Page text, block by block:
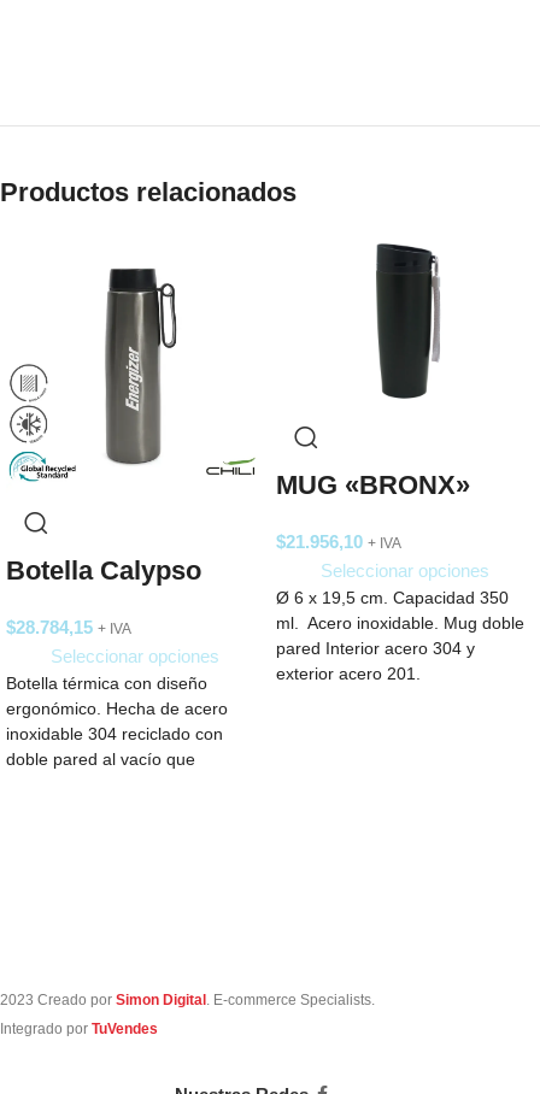
Productos relacionados
Botella Calypso
$28.784,15 + IVA
Seleccionar opciones
Botella térmica con diseño
ergonómico. Hecha de acero
inoxidable 304 reciclado con
doble pared al vacío que
MUG «BRONX»
$21.956,10 + IVA
Seleccionar opciones
Ø 6 x 19,5 cm. Capacidad 350
ml. Acero inoxidable. Mug doble
pared Interior acero 304 y
exterior acero 201.
2023 Creado por Simon Digital . E-commerce Specialists.
Integrado por TuVendes